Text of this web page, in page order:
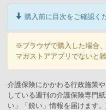
購入前に目次をご確認く
※ブラウザで購入した場合
マガストアアプリでないと
介護保険にかかわる行政施策
している週刊の介護保険専門
い」「鋭い」情報を届けます